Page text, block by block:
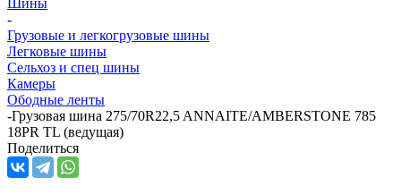
-
Грузовые и легкогрузовые шины
Легковые шины
Сельхоз и спец шины
Камеры
Ободные ленты
-Грузовая шина 275/70R22,5 ANNAITE/AMBERSTONE 785
18PR TL (ведущая)
Поделиться